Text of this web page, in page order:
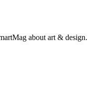
about art & design.